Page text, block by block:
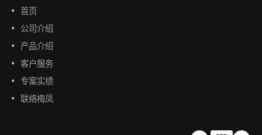
首页
公司介绍
产品介绍
客户服务
专案实绩
联络梅凤